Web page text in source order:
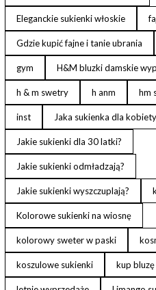
Eleganckie sukienki włoskie
Gdzie kupić fajne i tanie ubrania
gym H&M bluzki damskie
h & m swetry h anm hm
inst Jaka sukienka dla
Jakie sukienki dla 30 latki?
Jakie sukienki odmładzają?
Jakie sukienki wyszczuplają?
Kolorowe sukienki na wiosnę
kolorowy sweter w paski
koszulowe sukienki kup